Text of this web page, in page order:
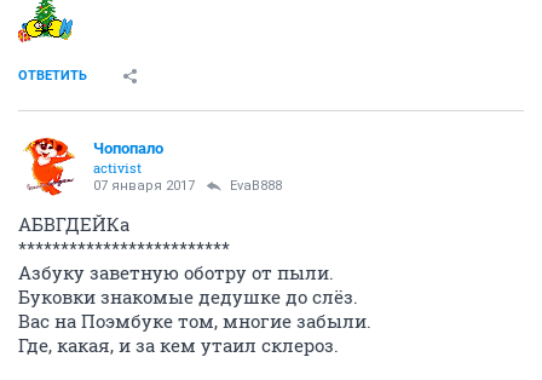
ОТВЕТИТЬ
Чопопало
activist
07 января 2017 EvaB888
АБВГДЕЙКа
*************************
Азбуку заветную оботру от пыли.
Буковки знакомые дедушке до слёз.
Вас на Поэмбуке том, многие забыли.
Где, какая, и за кем утаил склероз.